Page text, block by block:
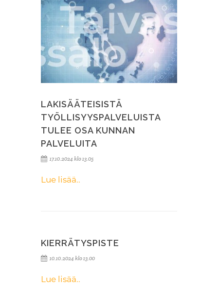
LAKISÄÄTEISISTÄ
TYÖLLISYYSPALVELUISTA
TULEE OSA KUNNAN
PALVELUITA
17.10.2024 klo 13.05
Lue lisää..
KIERRÄTYSPISTE
10.10.2024 klo 13.00
Lue lisää..